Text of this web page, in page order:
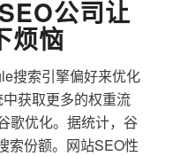
公司让
烦恼
搜索引擎偏好来优化
获取更多的权重流
歌优化。据统计，谷
索份额。网站SEO性